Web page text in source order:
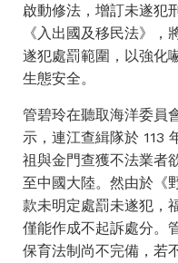
啟動修法，增訂未遂犯
《入出國及移民法》
遂犯處罰範圍，以強化
生態安全。
管碧玲在聽取海洋委員
示，連江查緝隊於 113
祖與金門查獲不法業者
至中國大陸。然由於《
款未明定處罰未遂犯，
僅能作成不起訴處分。
保育法制尚不完備，若